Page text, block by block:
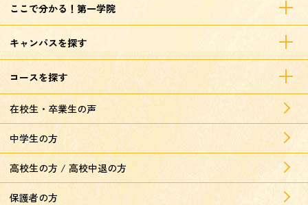
ここで分かる！第一学院
キャンパスを探す
コースを探す
在校生・卒業生の声
中学生の方
高校生の方 / 高校中退の方
保護者の方